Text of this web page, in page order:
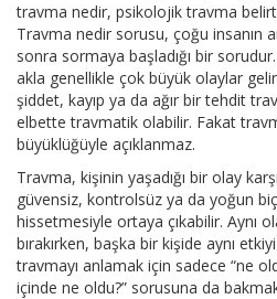
travma nedir, psikolojik travma
Travma nedir sorusu, çoğu insanın
sonra sormaya başladığı bir
akla genellikle çok büyük olaylar
şiddet, kayıp ya da ağır bir tehdit
elbette travmatik olabilir. Fakat
büyüklüğüyle açıklanmaz.
Travma, kişinin yaşadığı bir olay
güvensiz, kontrolsüz ya da yoğun
hissetmesiyle ortaya çıkabilir. Aynı
bırakırken, başka bir kişide aynı
travmayı anlamak için sadece “ne
içinde ne oldu?” sorusuna da